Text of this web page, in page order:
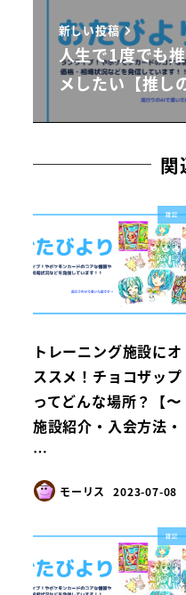
新しい投稿
人生で1度でも
メしたい【推し
関
雑記
トレーニング施設にオ
ススメ！チョコザップ
ってどんな場所？【〜
施設紹介・入会方法・
…
モーリス 2023-07-08
雑記